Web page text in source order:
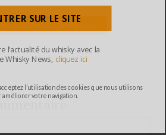
SUR LE SITE
l’utilisation des cookies que nous utilisons
améliorer votre navigation.
l’actualité du whisky avec la
Whisky News, cliquez ici